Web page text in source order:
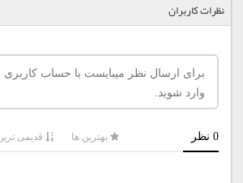
نظرات کاربران